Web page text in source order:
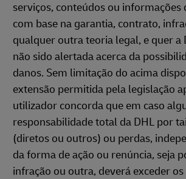
serviços, conteúdos ou informações
com base na garantia, contrato,
qualquer outra teoria legal, e quer a
não sido alertada acerca da
danos. Sem limitação do acima
extensão permitida pela legislação
utilizador concorda que em caso
responsabilidade total da DHL por
(diretos ou outros) ou perdas,
da forma de ação ou renúncia, seja
infração ou outra, deverá exceder